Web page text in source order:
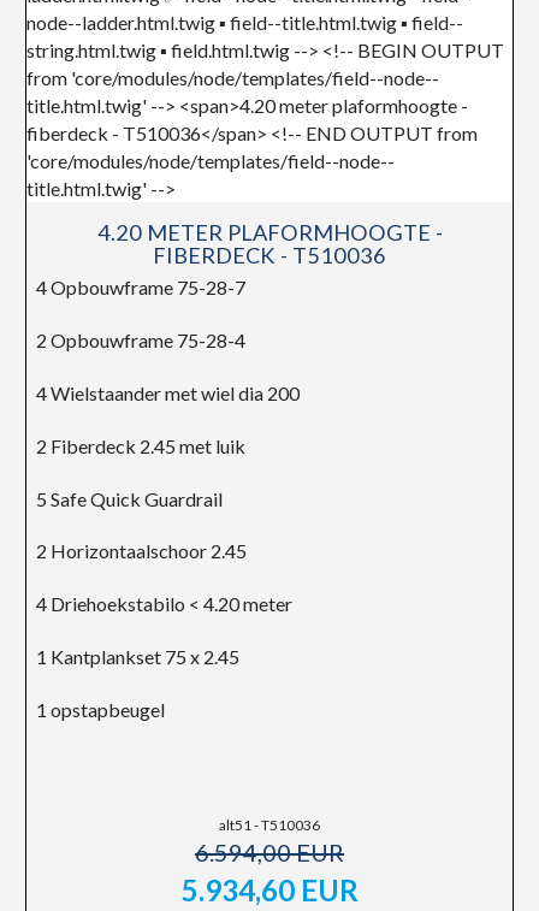
4.20 METER PLAFORMHOOGTE -
FIBERDECK - T510036
4 Opbouwframe 75-28-7
2 Opbouwframe 75-28-4
4 Wielstaander met wiel dia 200
2 Fiberdeck 2.45 met luik
5 Safe Quick Guardrail
2 Horizontaalschoor 2.45
4 Driehoekstabilo < 4.20 meter
1 Kantplankset 75 x 2.45
1 opstapbeugel
alt51 - T510036
6.594,00 EUR
5.934,60 EUR